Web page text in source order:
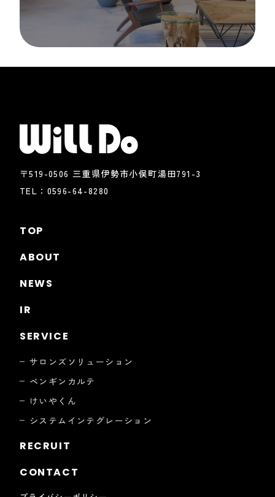
〒519-0506 三重県伊勢市小俣町湯田791-3
TEL： 0596-64-8280
TOP
ABOUT
NEWS
IR
SERVICE
サロンズソリューション
ペンギンカルテ
けいやくん
システムインテグレーション
RECRUIT
CONTACT